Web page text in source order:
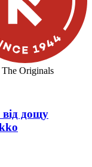
The Originals
дощу